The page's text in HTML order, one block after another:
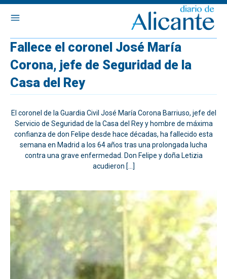
Fallece el coronel José María
Corona, jefe de Seguridad de la
Casa del Rey
El coronel de la Guardia Civil José María Corona Barriuso, jefe del
Servicio de Seguridad de la Casa del Rey y hombre de máxima
confianza de don Felipe desde hace décadas, ha fallecido esta
semana en Madrid a los 64 años tras una prolongada lucha
contra una grave enfermedad. Don Felipe y doña Letizia
acudieron […]